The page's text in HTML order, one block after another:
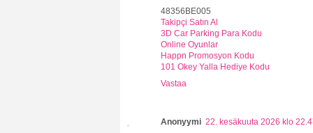
48356BE005
Takipçi Satın Al
3D Car Parking Para Kodu
Online Oyunlar
Happn Promosyon Kodu
101 Okey Yalla Hediye Kodu
Vastaa
Anonyymi 22. kesäkuuta 2026 klo